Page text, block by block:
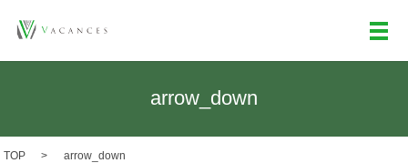
メ
arrow_down
TOP arrow_down